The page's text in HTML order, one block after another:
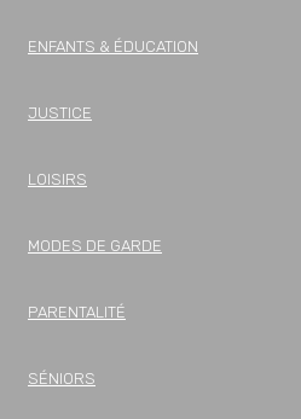
ENFANTS & ÉDUCATION
JUSTICE
LOISIRS
MODES DE GARDE
PARENTALITÉ
SÉNIORS